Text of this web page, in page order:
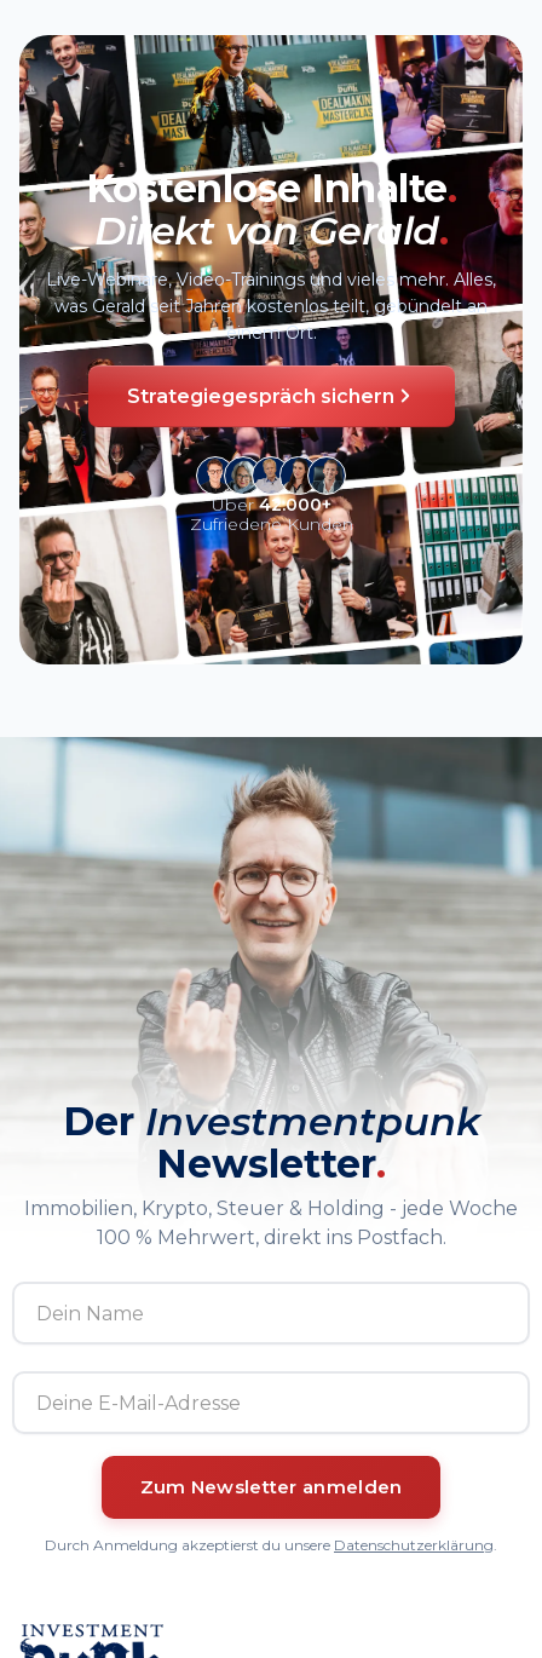
Kostenlose Inhalte.
Direkt von Gerald.
Live-Webinare, Video-Trainings und vieles mehr. Alles,
was Gerald seit Jahren kostenlos teilt, gebündelt an
einem Ort.
Strategiegespräch sichern
Über42.000+
Zufriedene Kunden
DerInvestmentpunk
Newsletter.
Immobilien, Krypto, Steuer & Holding - jede Woche
100 % Mehrwert, direkt ins Postfach.
Durch Anmeldung akzeptierst du unsere Datenschutzerklärung.